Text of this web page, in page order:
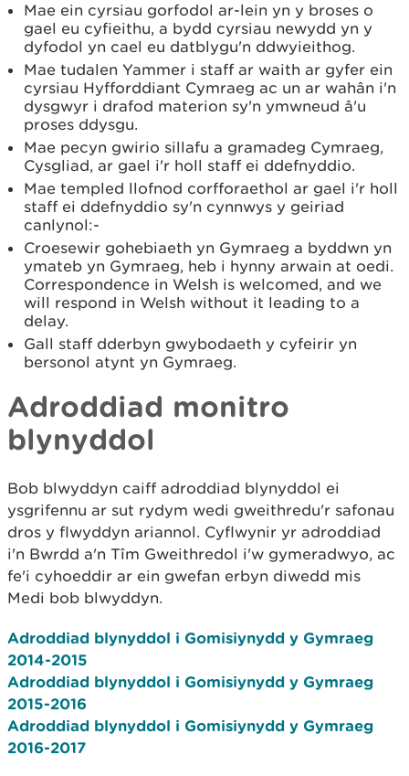
Mae ein cyrsiau gorfodol ar-lein yn y broses o
gael eu cyfieithu, a bydd cyrsiau newydd yn y
dyfodol yn cael eu datblygu'n ddwyieithog.
Mae tudalen Yammer i staff ar waith ar gyfer ein
cyrsiau Hyfforddiant Cymraeg ac un ar wahân i'n
dysgwyr i drafod materion sy'n ymwneud â'u
proses ddysgu.
Mae pecyn gwirio sillafu a gramadeg Cymraeg,
Cysgliad, ar gael i'r holl staff ei ddefnyddio.
Mae templed llofnod corfforaethol ar gael i'r holl
staff ei ddefnyddio sy'n cynnwys y geiriad
canlynol:-
Croesewir gohebiaeth yn Gymraeg a byddwn yn
ymateb yn Gymraeg, heb i hynny arwain at oedi.
Correspondence in Welsh is welcomed, and we
will respond in Welsh without it leading to a
delay.
Gall staff dderbyn gwybodaeth y cyfeirir yn
bersonol atynt yn Gymraeg.
Adroddiad monitro
blynyddol
Bob blwyddyn caiff adroddiad blynyddol ei
ysgrifennu ar sut rydym wedi gweithredu'r safonau
dros y flwyddyn ariannol. Cyflwynir yr adroddiad
i'n Bwrdd a'n Tîm Gweithredol i'w gymeradwyo, ac
fe'i cyhoeddir ar ein gwefan erbyn diwedd mis
Medi bob blwyddyn.
Adroddiad blynyddol i Gomisiynydd y Gymraeg
2014-2015
Adroddiad blynyddol i Gomisiynydd y Gymraeg
2015-2016
Adroddiad blynyddol i Gomisiynydd y Gymraeg
2016-2017